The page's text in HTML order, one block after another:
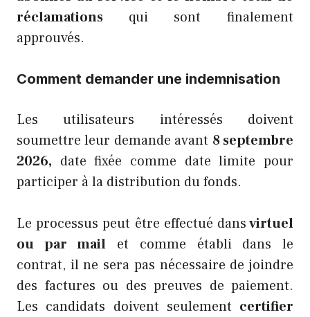
réclamations qui sont finalement
approuvés.
Comment demander une indemnisation
Les utilisateurs intéressés doivent
soumettre leur demande avant 8 septembre
2026, date fixée comme date limite pour
participer à la distribution du fonds.
Le processus peut être effectué dansvirtuel
ou par mail et comme établi dans le
contrat, il ne sera pas nécessaire de joindre
des factures ou des preuves de paiement.
Les candidats doivent seulement certifier